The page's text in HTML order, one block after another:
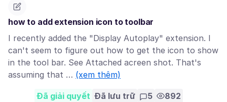
how to add extension icon to toolbar
I recently added the "Display Autoplay" extension. I
can't seem to figure out how to get the icon to show
in the tool bar. See Attached acreen shot. That's
assuming that … (xem thêm)
Đã giải quyết Đã lưu trữ 5 892